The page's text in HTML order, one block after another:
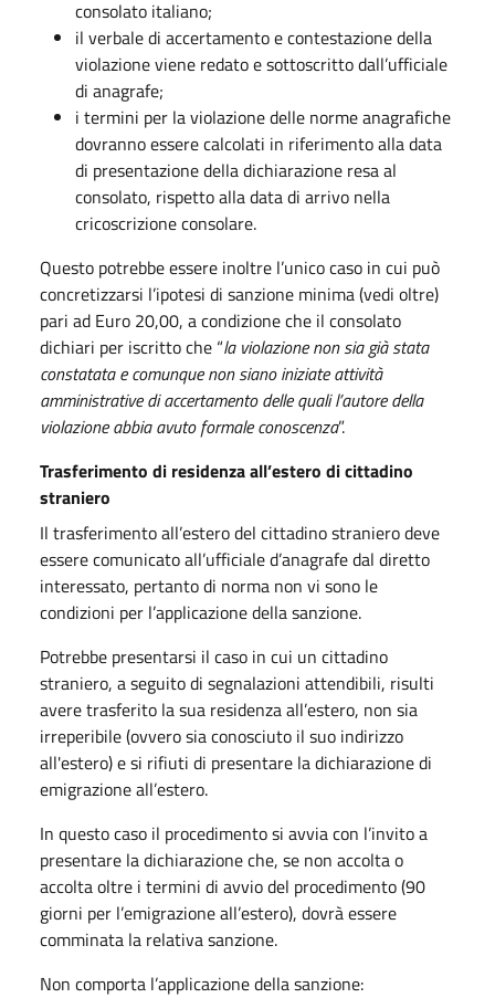
consolato italiano;
il verbale di accertamento e contestazione della
violazione viene redato e sottoscritto dall’ufficiale
di anagrafe;
i termini per la violazione delle norme anagrafiche
dovranno essere calcolati in riferimento alla data
di presentazione della dichiarazione resa al
consolato, rispetto alla data di arrivo nella
cricoscrizione consolare.
Questo potrebbe essere inoltre l’unico caso in cui può
concretizzarsi l’ipotesi di sanzione minima (vedi oltre)
pari ad Euro 20,00, a condizione che il consolato
dichiari per iscritto che “la violazione non sia già stata
constatata e comunque non siano iniziate attività
amministrative di accertamento delle quali l’autore della
violazione abbia avuto formale conoscenza”.
Trasferimento di residenza all’estero di cittadino
straniero
Il trasferimento all’estero del cittadino straniero deve
essere comunicato all’ufficiale d’anagrafe dal diretto
interessato, pertanto di norma non vi sono le
condizioni per l’applicazione della sanzione.
Potrebbe presentarsi il caso in cui un cittadino
straniero, a seguito di segnalazioni attendibili, risulti
avere trasferito la sua residenza all’estero, non sia
irreperibile (ovvero sia conosciuto il suo indirizzo
all'estero) e si rifiuti di presentare la dichiarazione di
emigrazione all’estero.
In questo caso il procedimento si avvia con l’invito a
presentare la dichiarazione che, se non accolta o
accolta oltre i termini di avvio del procedimento (90
giorni per l’emigrazione all’estero), dovrà essere
comminata la relativa sanzione.
Non comporta l’applicazione della sanzione: